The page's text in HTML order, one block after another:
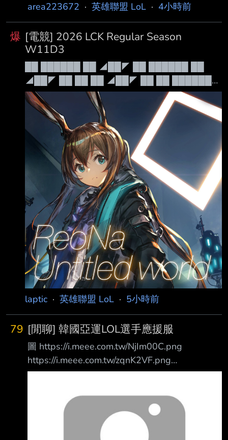
area223672 · 英雄聯盟 LoL · 4小時前
爆 [電競] 2026 LCK Regular Season
W11D3
██ ██████ ██ ◢██◤ ██ ██████ ██
◢██◤ ██ ██ ██ ◢██◤ ██ ██ ██████◤
██ ██ ██████◣ ██ ██ ██ ◥██◣
██████ ██████ ██ ◥██◣ 例行賽
██████ ██████ ██ ◥██◣ Leave Your
Mark 禁茂凱 Patch 26.15 本日賽程： 16:00 傳
奇 KT vs GEN 18:00 崛起 BFX vs BRO 轉播連結
韓語 https://www.sooplive.co.kr/sta
laptic · 英雄聯盟 LoL · 5小時前
79 [閒聊] 韓國亞運LOL選手應援服
圖 https://i.meee.com.tw/NjIm00C.png
https://i.meee.com.tw/zqnK2VF.png
https://i.meee.com.tw/lxytkud.png
https://i.meee.com.tw/pXt4uMm.png
https://i.meee.com.tw/okr076s.png
https://i.meee.com.tw/leRdSgq.png